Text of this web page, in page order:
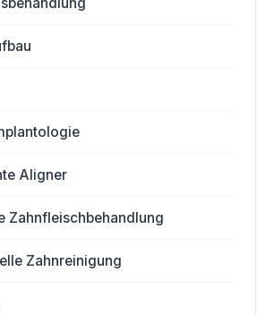
Aligner
Zahnfleischbehandlung
Zahnreinigung